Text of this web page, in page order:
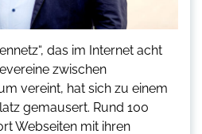
das im Internet acht
zwischen
vereint, hat sich zu einem
gemausert. Rund 100
Webseiten mit ihren